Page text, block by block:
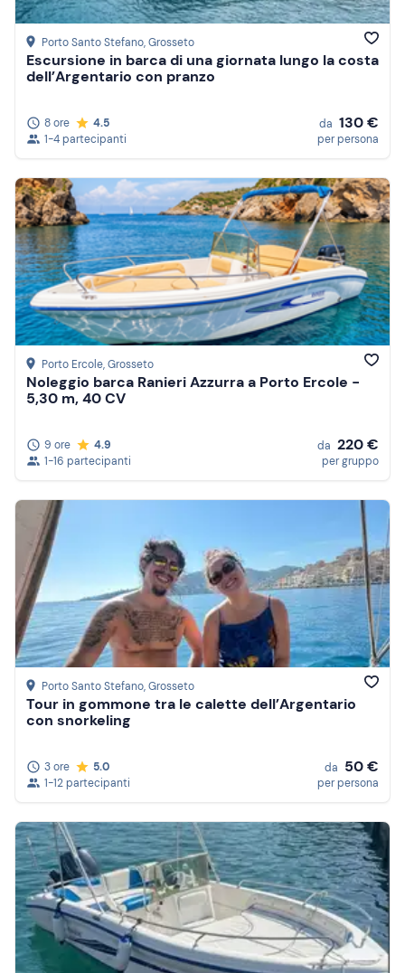
Porto Santo Stefano, Grosseto
Escursione in barca di una giornata lungo la costa
dell’Argentario con pranzo
8 ore
4.5
1-4 partecipanti
da 130 €
per persona
Porto Ercole, Grosseto
Noleggio barca Ranieri Azzurra a Porto Ercole -
5,30 m, 40 CV
9 ore
4.9
1-16 partecipanti
da 220 €
per gruppo
Porto Santo Stefano, Grosseto
Tour in gommone tra le calette dell’Argentario
con snorkeling
3 ore
5.0
1-12 partecipanti
da 50 €
per persona